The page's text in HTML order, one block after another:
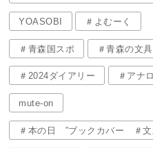
YOASOBI ＃よむーく
＃青森国スポ ＃青森の文具
＃2024ダイアリー ＃アナ
mute-on
＃本の日 ”ブックカバー ＃